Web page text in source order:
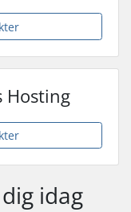
Hosting
idag